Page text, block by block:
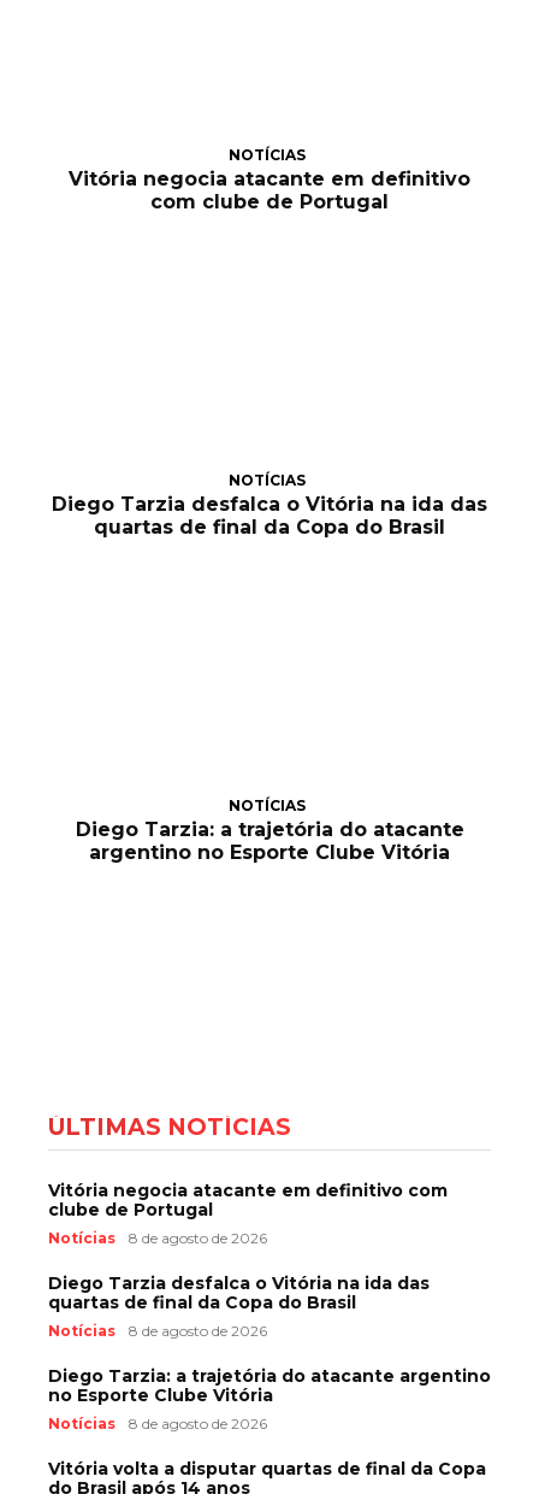
NOTÍCIAS
Vitória negocia atacante em definitivo
com clube de Portugal
NOTÍCIAS
Diego Tarzia desfalca o Vitória na ida das
quartas de final da Copa do Brasil
NOTÍCIAS
Diego Tarzia: a trajetória do atacante
argentino no Esporte Clube Vitória
ÚLTIMAS NOTÍCIAS
Vitória negocia atacante em definitivo com
clube de Portugal
Notícias 8 de agosto de 2026
Diego Tarzia desfalca o Vitória na ida das
quartas de final da Copa do Brasil
Notícias 8 de agosto de 2026
Diego Tarzia: a trajetória do atacante argentino
no Esporte Clube Vitória
Notícias 8 de agosto de 2026
Vitória volta a disputar quartas de final da Copa
do Brasil após 14 anos